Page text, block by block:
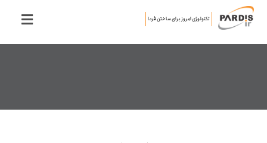
تکنولوژی امروز برای ساختن فردا